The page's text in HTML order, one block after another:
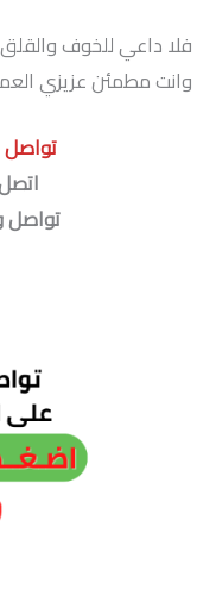
فلا داعي للخوف
وانت مطمئن عزيزي
تواصل
تواصل